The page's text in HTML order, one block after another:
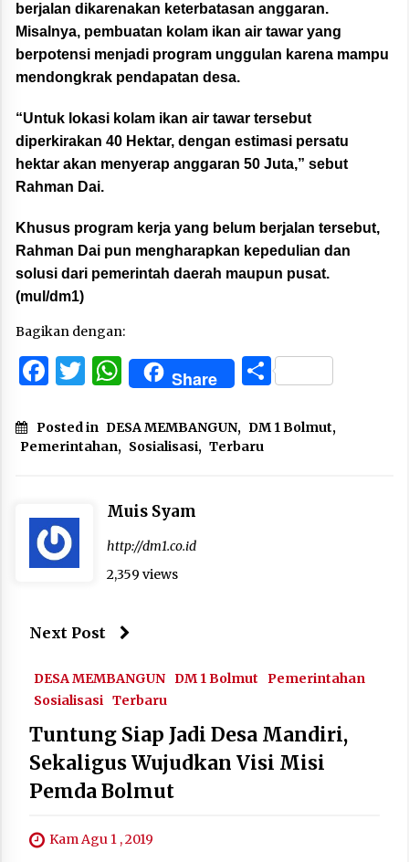
berjalan dikarenakan keterbatasan anggaran.
Misalnya, pembuatan kolam ikan air tawar yang
berpotensi menjadi program unggulan karena mampu
mendongkrak pendapatan desa.
“Untuk lokasi kolam ikan air tawar tersebut
diperkirakan 40 Hektar, dengan estimasi persatu
hektar akan menyerap anggaran 50 Juta,” sebut
Rahman Dai.
Khusus program kerja yang belum berjalan tersebut,
Rahman Dai pun mengharapkan kepedulian dan
solusi dari pemerintah daerah maupun pusat.
(mul/dm1)
Bagikan dengan:
Facebook
Twitter
WhatsApp
Share Share
Posted in DESA MEMBANGUN, DM 1 Bolmut,
Pemerintahan, Sosialisasi, Terbaru
Muis Syam
http://dm1.co.id
2,359 views
Next Post
DESA MEMBANGUN DM 1 Bolmut
Pemerintahan
Sosialisasi Terbaru
Tuntung Siap Jadi Desa Mandiri,
Sekaligus Wujudkan Visi Misi
Pemda Bolmut
Kam Agu 1 , 2019